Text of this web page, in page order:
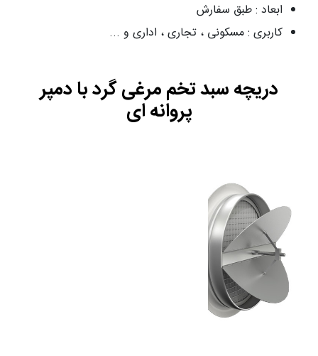
ابعاد : طبق سفارش
کاربری : مسکونی ، تجاری ، اداری و ...
دریچه سبد تخم مرغی گرد با دمپر
پروانه ای